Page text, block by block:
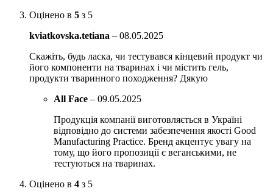
Оцінено в 5 з 5
kviatkovska.tetiana – 08.05.2025
Скажіть, будь ласка, чи тестувався кінцевий продукт чи
його компоненти на тваринах і чи містить гель,
продукти тваринного походження? Дякую
All Face – 09.05.2025
Продукція компанії виготовляється в Україні
відповідно до системи забезпечення якості Good
Manufacturing Practice. Бренд акцентує увагу на
тому, що його пропозиції є веганськими, не
тестуються на тваринах.
Оцінено в 4 з 5